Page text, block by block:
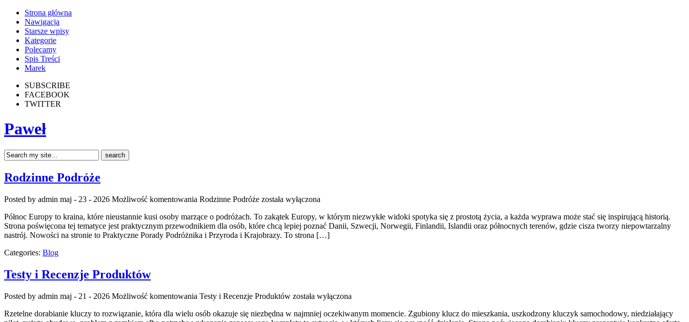
Strona główna
Nawigacja
Starsze wpisy
Kategorie
Polecamy
Spis Treści
Marek
SUBSCRIBE
FACEBOOK
TWITTER
Paweł
Rodzinne Podróże
Posted by admin maj - 23 - 2026 Możliwość komentowania Rodzinne Podróże została wyłączona
Północ Europy to kraina, które nieustannie kusi osoby marzące o podróżach. To zakątek Europy, w którym niezwykłe widoki spotyka się z prostotą życia, a każda wyprawa może stać się inspirującą historią.
Strona poświęcona tej tematyce jest praktycznym przewodnikiem dla osób, które chcą lepiej poznać Danii, Szwecji, Norwegii, Finlandii, Islandii oraz północnych terenów, gdzie cisza tworzy niepowtarzalny
nastrój. Nowości na stronie to Praktyczne Porady Podróżnika i Przyroda i Krajobrazy. To strona […]
Categories: Blog
Testy i Recenzje Produktów
Posted by admin maj - 21 - 2026 Możliwość komentowania Testy i Recenzje Produktów została wyłączona
Rzetelne dorabianie kluczy to rozwiązanie, która dla wielu osób okazuje się niezbędna w najmniej oczekiwanym momencie. Zgubiony klucz do mieszkania, uszkodzony kluczyk samochodowy, niedziałający